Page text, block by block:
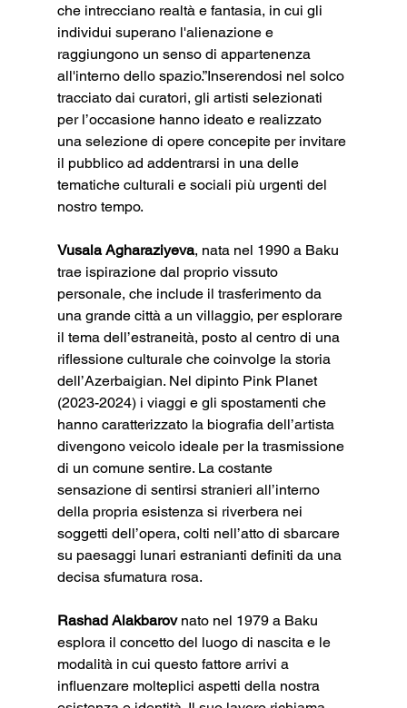
che intrecciano realtà e fantasia, in cui gli
individui superano l'alienazione e
raggiungono un senso di appartenenza
all'interno dello spazio.”Inserendosi nel solco
tracciato dai curatori, gli artisti selezionati
per l’occasione hanno ideato e realizzato
una selezione di opere concepite per invitare
il pubblico ad addentrarsi in una delle
tematiche culturali e sociali più urgenti del
nostro tempo.
Vusala Agharaziyeva, nata nel 1990 a Baku
trae ispirazione dal proprio vissuto
personale, che include il trasferimento da
una grande città a un villaggio, per esplorare
il tema dell’estraneità, posto al centro di una
riflessione culturale che coinvolge la storia
dell’Azerbaigian. Nel dipinto Pink Planet
(2023-2024) i viaggi e gli spostamenti che
hanno caratterizzato la biografia dell’artista
divengono veicolo ideale per la trasmissione
di un comune sentire. La costante
sensazione di sentirsi stranieri all’interno
della propria esistenza si riverbera nei
soggetti dell’opera, colti nell’atto di sbarcare
su paesaggi lunari estranianti definiti da una
decisa sfumatura rosa.
Rashad Alakbarov nato nel 1979 a Baku
esplora il concetto del luogo di nascita e le
modalità in cui questo fattore arrivi a
influenzare molteplici aspetti della nostra